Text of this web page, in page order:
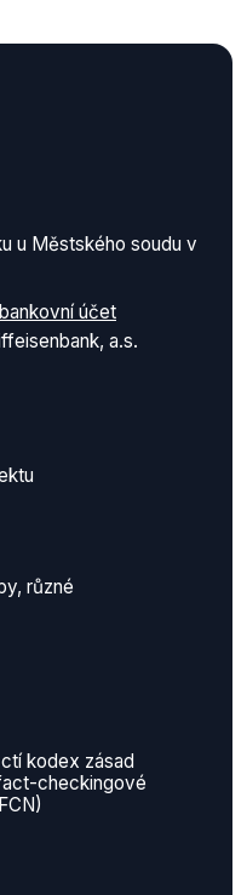
u Městského soudu v
účet
a.s.
různé
kodex zásad
checkingové